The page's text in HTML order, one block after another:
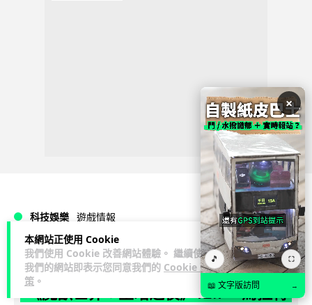
本網站正使用 Cookie
我們使用 Cookie 改善網站體驗。 繼續使用
我們的網站即表示您同意我們的 Cookie 政
策 。
科技娛樂 遊戲情報
天恩 1 日
《魔獸世界：至暗之夜》12.1 「烏拉特
×
🎵 ⛶
📖 文字版訪問 →